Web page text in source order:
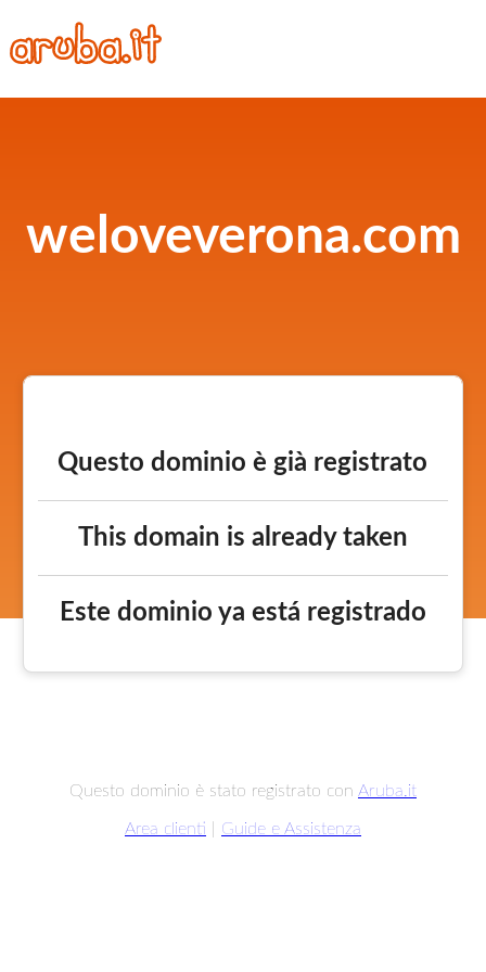
weloveverona.com
Questo dominio è già registrato
This domain is already taken
Este dominio ya está registrado
Questo dominio è stato registrato con Aruba.it
Area clienti Guide e Assistenza